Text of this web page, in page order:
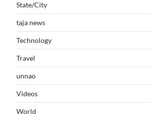
State/City
taja news
Technology
Travel
unnao
Videos
World